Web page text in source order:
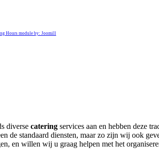
Hours module by: Joomill
diverse catering services aan en hebben deze
de standaard diensten, maar zo zijn wij ook
en willen wij u graag helpen met het